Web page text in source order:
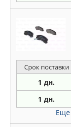
Срок поставки
1 дн.
1 дн.
Еще